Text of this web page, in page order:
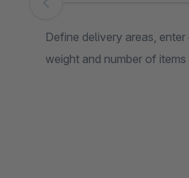
Skip image gallery
Define delivery areas,
weight and number of